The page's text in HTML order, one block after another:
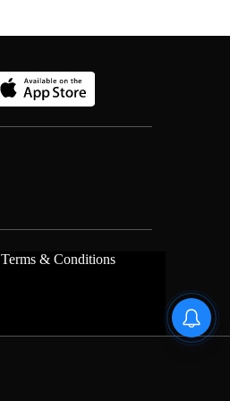
Terms & Conditions